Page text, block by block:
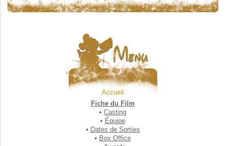
Accueil
Fiche du Film
•Casting
• Équipe
• Dates de Sorties
• Box Office